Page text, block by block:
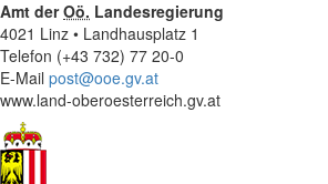
Amt derOö. Landesregierung
4021 Linz • Landhausplatz 1
Telefon (+43 732) 77 20-0
E-Mail post@ooe.gv.at
www.land-oberoesterreich.gv.at